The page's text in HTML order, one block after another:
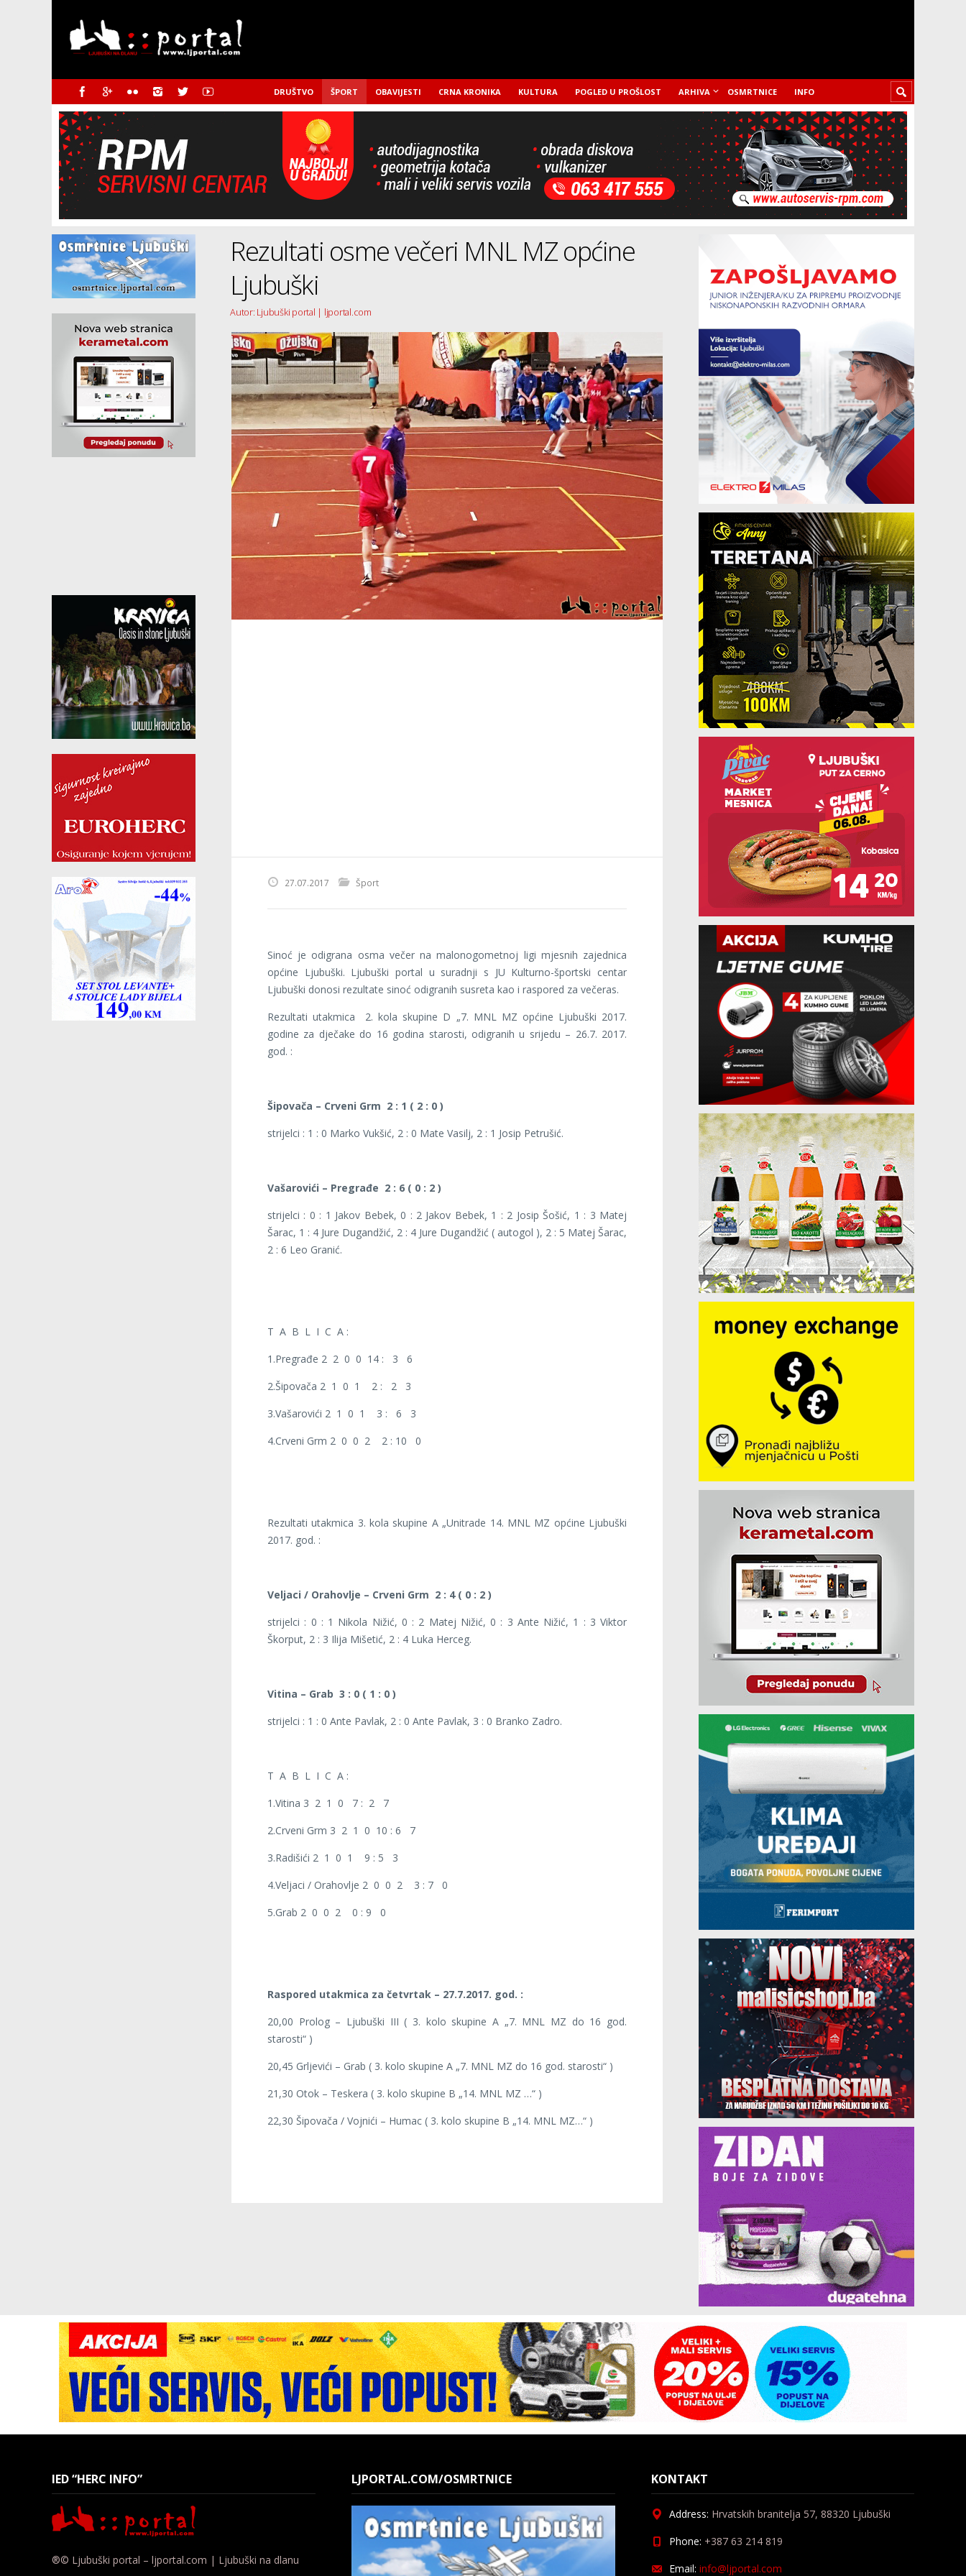
DRUŠTVO ŠPORT OBAVIJESTI CRNA KRONIKA KULTURA POGLED U PROŠLOST ARHIVA OSMRTNICE INFO
Rezultati osme večeri MNL MZ općine
Ljubuški
Autor: Ljubuški portal | ljportal.com
27.07.2017 Šport
Sinoć je odigrana osma večer na malonogometnoj ligi mjesnih zajednica
općine Ljubuški. Ljubuški portal u suradnji s JU Kulturno-športski centar
Ljubuški donosi rezultate sinoć odigranih susreta kao i raspored za večeras.
Rezultati utakmica 2. kola skupine D „7. MNL MZ općine Ljubuški 2017.
godine za dječake do 16 godina starosti, odigranih u srijedu – 26.7. 2017.
god. :
Šipovača – Crveni Grm 2 : 1 ( 2 : 0 )
strijelci : 1 : 0 Marko Vukšić, 2 : 0 Mate Vasilj, 2 : 1 Josip Petrušić.
Vašarovići – Pregrađe 2 : 6 ( 0 : 2 )
strijelci : 0 : 1 Jakov Bebek, 0 : 2 Jakov Bebek, 1 : 2 Josip Šošić, 1 : 3 Matej
Šarac, 1 : 4 Jure Dugandžić, 2 : 4 Jure Dugandžić ( autogol ), 2 : 5 Matej Šarac,
2 : 6 Leo Granić.
T A B L I C A :
1.Pregrađe 2 2 0 0 14 : 3 6
2.Šipovača 2 1 0 1 2 : 2 3
3.Vašarovići 2 1 0 1 3 : 6 3
4.Crveni Grm 2 0 0 2 2 : 10 0
Rezultati utakmica 3. kola skupine A „Unitrade 14. MNL MZ općine Ljubuški
2017. god. :
Veljaci / Orahovlje – Crveni Grm 2 : 4 ( 0 : 2 )
strijelci : 0 : 1 Nikola Nižić, 0 : 2 Matej Nižić, 0 : 3 Ante Nižić, 1 : 3 Viktor
Škorput, 2 : 3 Ilija Mišetić, 2 : 4 Luka Herceg.
Vitina – Grab 3 : 0 ( 1 : 0 )
strijelci : 1 : 0 Ante Pavlak, 2 : 0 Ante Pavlak, 3 : 0 Branko Zadro.
T A B L I C A :
1.Vitina 3 2 1 0 7 : 2 7
2.Crveni Grm 3 2 1 0 10 : 6 7
3.Radišići 2 1 0 1 9 : 5 3
4.Veljaci / Orahovlje 2 0 0 2 3 : 7 0
5.Grab 2 0 0 2 0 : 9 0
Raspored utakmica za četvrtak – 27.7.2017. god. :
20,00 Prolog – Ljubuški III ( 3. kolo skupine A „7. MNL MZ do 16 god.
starosti“ )
20,45 Grljevići – Grab ( 3. kolo skupine A „7. MNL MZ do 16 god. starosti“ )
21,30 Otok – Teskera ( 3. kolo skupine B „14. MNL MZ …“ )
22,30 Šipovača / Vojnići – Humac ( 3. kolo skupine B „14. MNL MZ…“ )
IED “HERC INFO”
®© Ljubuški portal – ljportal.com | Ljubuški na dlanu
LJPORTAL.COM/OSMRTNICE KONTAKT
Address: Hrvatskih branitelja 57, 88320 Ljubuški
Phone: +387 63 214 819
Email: info@ljportal.com